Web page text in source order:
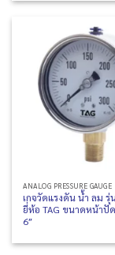
ANALOG PRESSURE GAUGE
เกจวัดแรงดัน น้ำ ลม รุ่
ยี่ห้อ TAG ขนาดหน้าปั
6″